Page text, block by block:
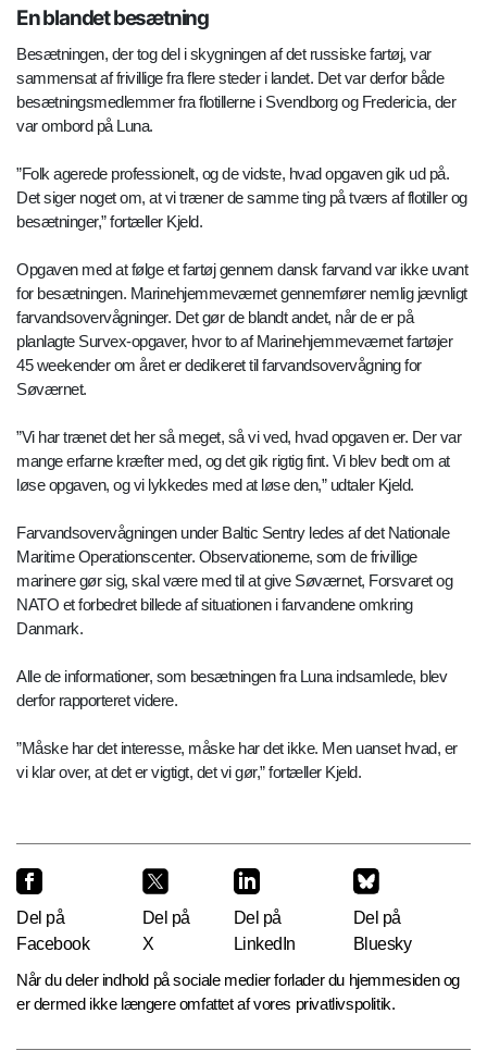
En blandet besætning
Besætningen, der tog del i skygningen af det russiske fartøj, var
sammensat af frivillige fra flere steder i landet. Det var derfor både
besætningsmedlemmer fra flotillerne i Svendborg og Fredericia, der
var ombord på Luna.
”Folk agerede professionelt, og de vidste, hvad opgaven gik ud på.
Det siger noget om, at vi træner de samme ting på tværs af flotiller og
besætninger,” fortæller Kjeld.
Opgaven med at følge et fartøj gennem dansk farvand var ikke uvant
for besætningen. Marinehjemmeværnet gennemfører nemlig jævnligt
farvandsovervågninger. Det gør de blandt andet, når de er på
planlagte Survex-opgaver, hvor to af Marinehjemmeværnet fartøjer
45 weekender om året er dedikeret til farvandsovervågning for
Søværnet.
”Vi har trænet det her så meget, så vi ved, hvad opgaven er. Der var
mange erfarne kræfter med, og det gik rigtig fint. Vi blev bedt om at
løse opgaven, og vi lykkedes med at løse den,” udtaler Kjeld.
Farvandsovervågningen under Baltic Sentry ledes af det Nationale
Maritime Operationscenter. Observationerne, som de frivillige
marinere gør sig, skal være med til at give Søværnet, Forsvaret og
NATO et forbedret billede af situationen i farvandene omkring
Danmark.
Alle de informationer, som besætningen fra Luna indsamlede, blev
derfor rapporteret videre.
”Måske har det interesse, måske har det ikke. Men uanset hvad, er
vi klar over, at det er vigtigt, det vi gør,” fortæller Kjeld.
Del på
Facebook
Del på
X
Del på
LinkedIn
Del på
Bluesky
Når du deler indhold på sociale medier forlader du hjemmesiden og
er dermed ikke længere omfattet af vores privatlivspolitik.